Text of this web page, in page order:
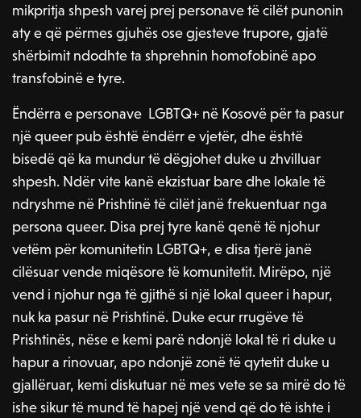
mikpritja shpesh varej prej personave të cilët punonin
aty e që përmes gjuhës ose gjesteve trupore, gjatë
shërbimit ndodhte ta shprehnin homofobinë apo
transfobinë e tyre.
Ëndërra e personave LGBTQ+ në Kosovë për ta pasur
një queer pub është ëndërr e vjetër, dhe është
bisedë që ka mundur të dëgjohet duke u zhvilluar
shpesh. Ndër vite kanë ekzistuar bare dhe lokale të
ndryshme në Prishtinë të cilët janë frekuentuar nga
persona queer. Disa prej tyre kanë qenë të njohur
vetëm për komunitetin LGBTQ+, e disa tjerë janë
cilësuar vende miqësore të komunitetit. Mirëpo, një
vend i njohur nga të gjithë si një lokal queer i hapur,
nuk ka pasur në Prishtinë. Duke ecur rrugëve të
Prishtinës, nëse e kemi parë ndonjë lokal të ri duke u
hapur a rinovuar, apo ndonjë zonë të qytetit duke u
gjallëruar, kemi diskutuar në mes vete se sa mirë do të
ishe sikur të mund të hapej një vend që do të ishte i